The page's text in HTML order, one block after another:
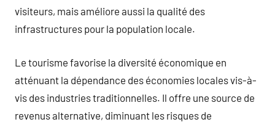
visiteurs, mais améliore aussi la qualité des
infrastructures pour la population locale.
Le tourisme favorise la diversité économique en
atténuant la dépendance des économies locales vis-à-
vis des industries traditionnelles. Il offre une source de
revenus alternative, diminuant les risques de